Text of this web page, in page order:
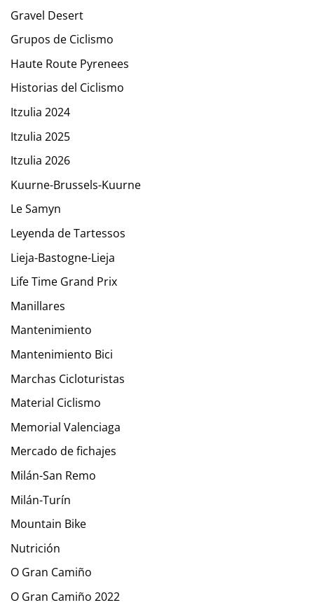
Gravel Desert
Grupos de Ciclismo
Haute Route Pyrenees
Historias del Ciclismo
Itzulia 2024
Itzulia 2025
Itzulia 2026
Kuurne-Brussels-Kuurne
Le Samyn
Leyenda de Tartessos
Lieja-Bastogne-Lieja
Life Time Grand Prix
Manillares
Mantenimiento
Mantenimiento Bici
Marchas Cicloturistas
Material Ciclismo
Memorial Valenciaga
Mercado de fichajes
Milán-San Remo
Milán-Turín
Mountain Bike
Nutrición
O Gran Camiño
O Gran Camiño 2022